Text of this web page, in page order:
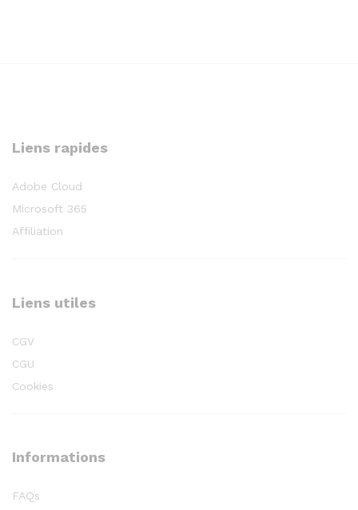
Liens rapides
Adobe Cloud
Microsoft 365
Affiliation
Liens utiles
CGV
CGU
Cookies
Informations
FAQs